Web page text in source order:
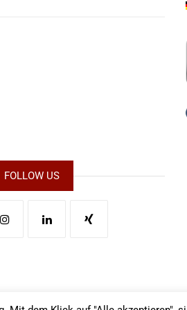
FOLLOW US